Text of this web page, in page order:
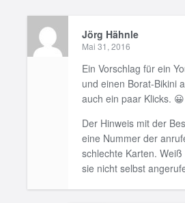
Jörg Hähnle
Mai 31, 2016
Ein Vorschlag für ein
und einen Borat-Bikini
auch ein paar Klicks. 😀
Der Hinweis mit der
eine Nummer der
schlechte Karten.
sie nicht selbst